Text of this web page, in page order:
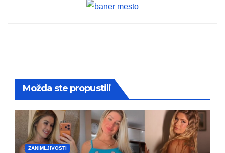
Možda ste propustili
ZANIMLJIVOSTI